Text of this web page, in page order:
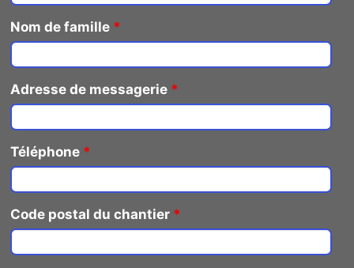
Nom de famille *
Adresse de messagerie *
Téléphone *
Code postal du chantier *